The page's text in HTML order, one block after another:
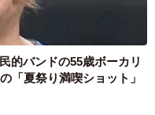
的バンドの55歳ボーカリ
「夏祭り満喫ショット」